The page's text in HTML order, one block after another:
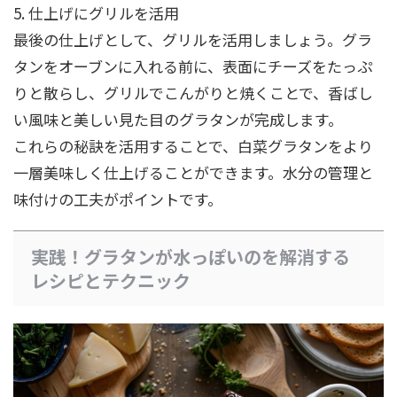
5. 仕上げにグリルを活用
最後の仕上げとして、グリルを活用しましょう。グラ
タンをオーブンに入れる前に、表面にチーズをたっぷ
りと散らし、グリルでこんがりと焼くことで、香ばし
い風味と美しい見た目のグラタンが完成します。
これらの秘訣を活用することで、白菜グラタンをより
一層美味しく仕上げることができます。水分の管理と
味付けの工夫がポイントです。
実践！グラタンが水っぽいのを解消する
レシピとテクニック